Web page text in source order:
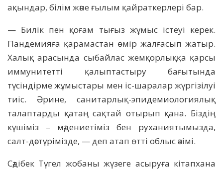
ақындар, білім және ғылым қайраткерлері бар.
— Билік пен қоғам тығыз жұмыс істеуі керек.
Пандемияға қарамастан өмір жалғасып жатыр.
Халық арасында сыбайлас жемқорлыққа қарсы
иммунитетті қалыптастыру бағытында
түсіндірме жұмыстары мен іс-шаралар жүргізілуі
тиіс. Әрине, санитарлық-эпидемиологиялық
талаптарды қатаң сақтай отырып қана. Біздің
күшіміз – мәдениетіміз бен руханиятымызда,
салт-дәстүрімізде, — деп атап өтті облыс әкімі.
Сәдібек Түгел жобаны жүзеге асыруға кітапхана